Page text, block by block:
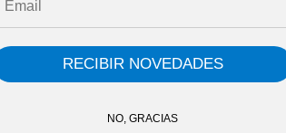
RECIBIR NOVEDADES
NO, GRACIAS